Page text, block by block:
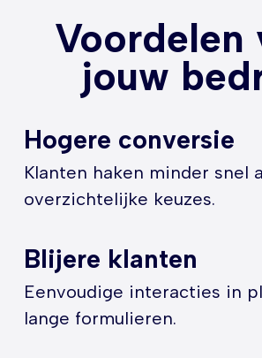
Voordelen
jouw
Hogere conversie
Klanten haken minder snel
overzichtelijke keuzes.
Blijere klanten
Eenvoudige interacties in
lange formulieren.